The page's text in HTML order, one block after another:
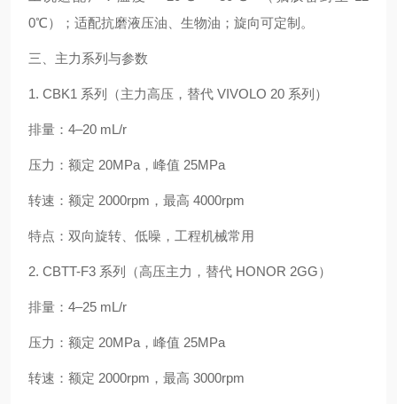
0℃）；适配抗磨液压油、生物油；旋向可定制。
三、主力系列与参数
1. CBK1 系列（主力高压，替代 VIVOLO 20 系列）
排量：4–20 mL/r
压力：额定 20MPa，峰值 25MPa
转速：额定 2000rpm，最高 4000rpm
特点：双向旋转、低噪，工程机械常用
2. CBTT-F3 系列（高压主力，替代 HONOR 2GG）
排量：4–25 mL/r
压力：额定 20MPa，峰值 25MPa
转速：额定 2000rpm，最高 3000rpm